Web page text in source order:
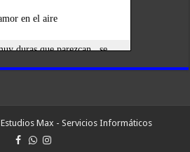
Estudios Max - Servicios Informáticos